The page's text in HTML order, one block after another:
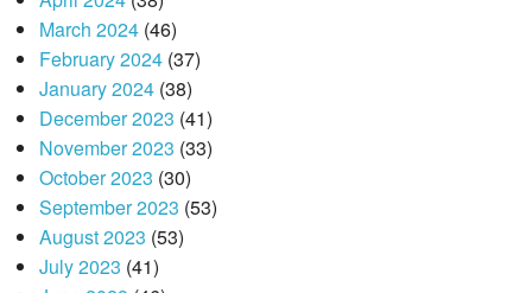
March 2024(46)
February 2024(37)
January 2024(38)
December 2023 (41)
November 2023 (33)
October 2023 (30)
September 2023 (53)
August 2023 (53)
July 2023 (41)